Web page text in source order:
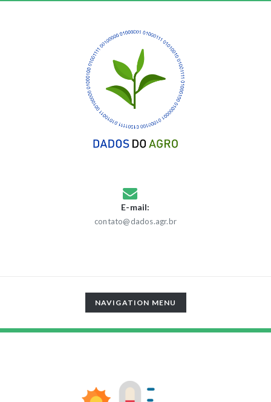
E-mail:
contato@dados.agr.br
TOGGLE
NAVIGATION
NAVIGATION MENU